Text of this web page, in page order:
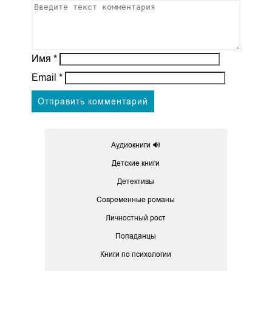
Имя *
Email *
Аудиокниги 🔊
Детские книги
Детективы
Современные романы
Личностный рост
Попаданцы
Книги по психологии